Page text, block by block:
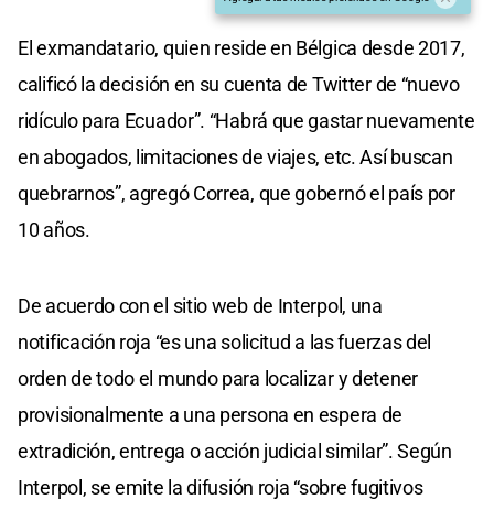
El exmandatario, quien reside en Bélgica desde 2017,
calificó la decisión en su cuenta de Twitter de “nuevo
ridículo para Ecuador”. “Habrá que gastar nuevamente
en abogados, limitaciones de viajes, etc. Así buscan
quebrarnos”, agregó Correa, que gobernó el país por
10 años.
De acuerdo con el sitio web de Interpol, una
notificación roja “es una solicitud a las fuerzas del
orden de todo el mundo para localizar y detener
provisionalmente a una persona en espera de
extradición, entrega o acción judicial similar”. Según
Interpol, se emite la difusión roja “sobre fugitivos